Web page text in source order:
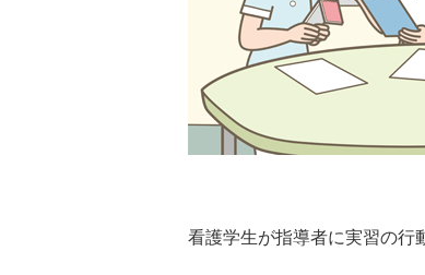
看護学生が指導者に実習の行